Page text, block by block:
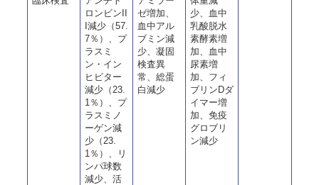
ロンビンII
I減少（57.
7％）、プ
ラスミ
ン・イン
ヒビター
減少（23.
1％）、プ
ラスミノ
ーゲン減
少（23.
1％）、リ
ンパ球数
減少、活
ゼ増加、
血中アル
ブミン減
少、凝固
検査異
常、総蛋
白減少
少、血中
乳酸脱水
素酵素増
加、血中
尿素増
加、フィ
ブリンDダ
イマー増
加、免疫
グロブリ
ン減少